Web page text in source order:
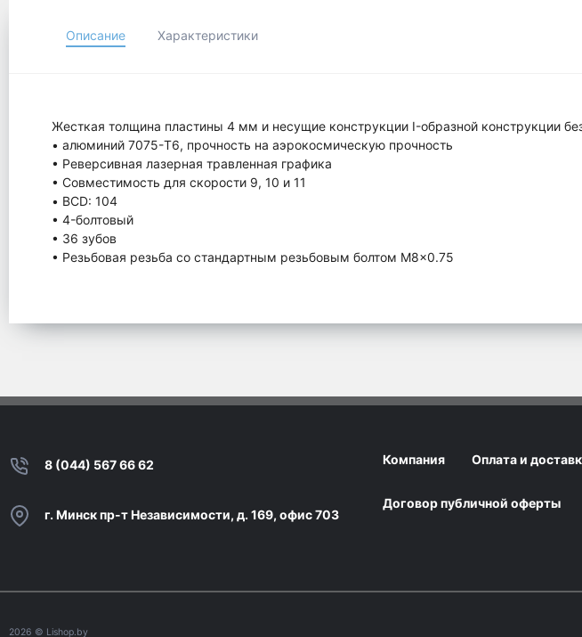
Описание Характеристики
Жесткая толщина пластины 4 мм и несущие конструкции I-образной конструкции
• алюминий 7075-T6, прочность на аэрокосмическую прочность
• Реверсивная лазерная травленная графика
• Совместимость для скорости 9, 10 и 11
• BCD: 104
• 4-болтовый
• 36 зубов
• Резьбовая резьба со стандартным резьбовым болтом M8x0.75
8 (044) 567 66 62
г. Минск пр-т Независимости, д. 169, офис 703
Компания Оплата и
Договор публичной оферты
2026 © Lishop.by